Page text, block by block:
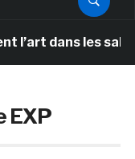
dans les salles
EXP